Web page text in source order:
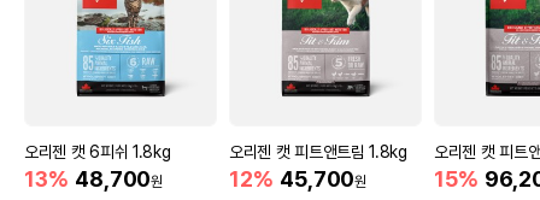
오리젠 캣 6피쉬 1.8kg
13% 48,700원
오리젠 캣 피트앤트림 1.8kg
12% 45,700원
오리젠 캣 피트
15%